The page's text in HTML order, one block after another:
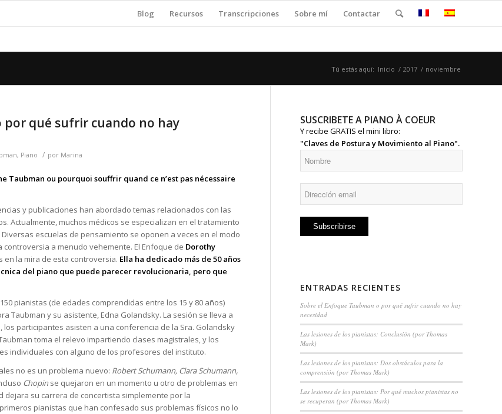
Blog Recursos Transcripciones Sobre mí Contactar
Tú estás aquí: Inicio / 2017 / noviembre
por qué sufrir cuando no hay
, Piano / por Marina
Taubman ou pourquoi souffrir quand ce n’est pas nécessaire
y publicaciones han abordado temas relacionados con las
Actualmente, muchos médicos se especializan en el tratamiento
escuelas de pensamiento se oponen a veces en el modo
a menudo vehemente. El Enfoque de Dorothy
la mira de esta controversia. Ella ha dedicado más de 50 años
del piano que puede parecer revolucionaria, pero que
pianistas (de edades comprendidas entre los 15 y 80 años)
Taubman y su asistente, Edna Golandsky. La sesión se lleva a
los participantes asisten a una conferencia de la Sra. Golandsky
toma el relevo impartiendo clases magistrales, y los
individuales con alguno de los profesores del instituto.
no es un problema nuevo: Robert Schumann, Clara Schumann,
Chopin se quejaron en un momento u otro de problemas en
dejara su carrera de concertista simplemente por la
pianistas que han confesado sus problemas físicos no lo
SUSCRIBETE A PIANO À COEUR
Y recibe GRATIS el mini libro:
"Claves de Postura y Movimiento al Piano".
ENTRADAS RECIENTES
Sobre el Enfoque Taubman o por qué sufrir cuando no hay
necesidad
Las lesiones de los pianistas: Conclusión (por Thomas
Mark)
Las lesiones de los pianistas: Dos obstáculos para la
comprensión (por Thomas Mark)
Las lesiones de los pianistas: Por qué muchos pianistas no
se recuperan (por Thomas Mark)